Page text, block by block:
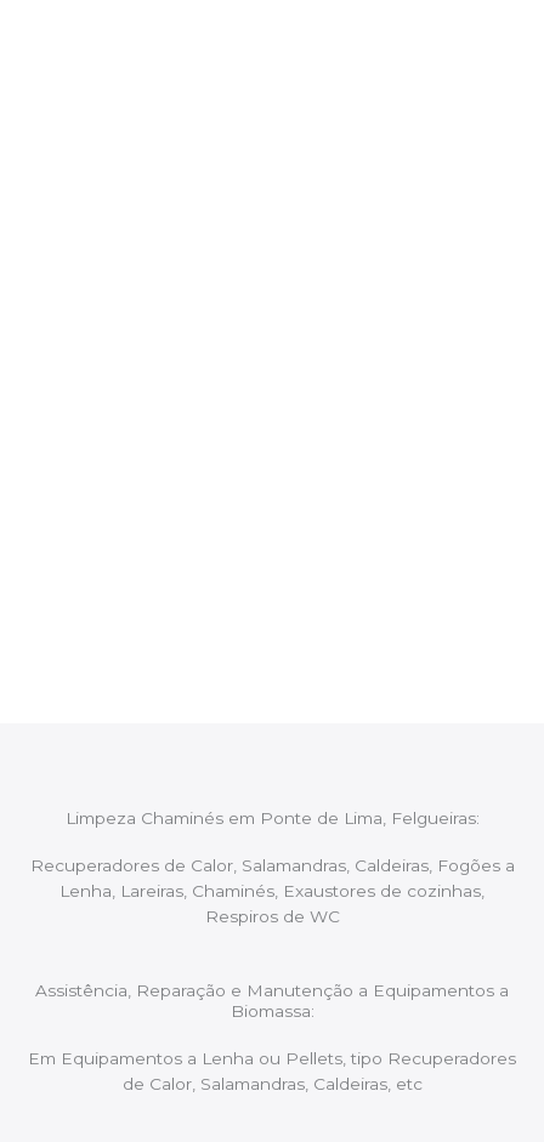
Limpeza Chaminés em Ponte de Lima, Felgueiras:
Recuperadores de Calor, Salamandras, Caldeiras, Fogões a
Lenha, Lareiras, Chaminés, Exaustores de cozinhas,
Respiros de WC
Assistência, Reparação e Manutenção a Equipamentos a
Biomassa:
Em Equipamentos a Lenha ou Pellets, tipo Recuperadores
de Calor, Salamandras, Caldeiras, etc